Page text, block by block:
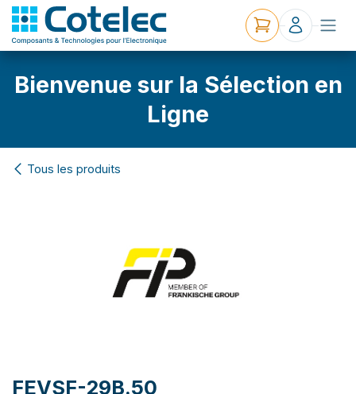
Bienvenue sur la Sélection en
Ligne
Tous les produits
FEVSF-29B.50